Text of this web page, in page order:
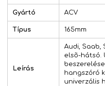
Gyártó ACV
Típus 165mm
Leírás
Audi, Saab,
elsõ-hátsó.
hangszóró
univerzális